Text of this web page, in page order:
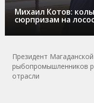
Михаил Котов:
сюрпризам на
Президент
рыбопромышленников
отрасли